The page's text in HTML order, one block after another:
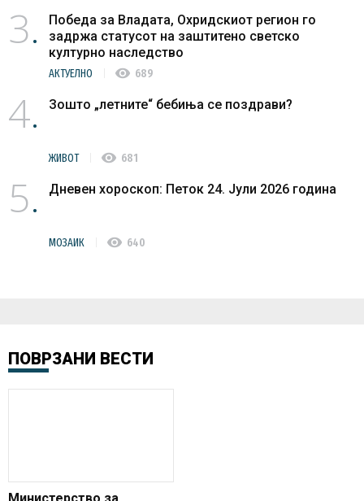
3
Победа за Владата, Охридскиот регион го
задржа статусот на заштитено светско
културно наследство
АКТУЕЛНО visibility 689
4 Зошто „летните“ бебиња се поздрави?
ЖИВОТ visibility 681
5 Дневен хороскоп: Петок 24. Јули 2026 година
МОЗАИК visibility 640
ПОВРЗАНИ ВЕСТИ
Министерство за